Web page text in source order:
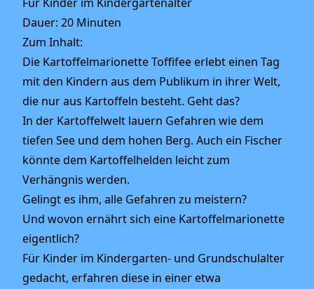
Dauer: 20 Minuten
Zum Inhalt:
Die Kartoffelmarionette Toffifee erlebt einen Tag
mit den Kindern aus dem Publikum in ihrer Welt,
die nur aus Kartoffeln besteht. Geht das?
In der Kartoffelwelt lauern Gefahren wie dem
tiefen See und dem hohen Berg. Auch ein Fischer
könnte dem Kartoffelhelden leicht zum
Verhängnis werden.
Gelingt es ihm, alle Gefahren zu meistern?
Und wovon ernährt sich eine Kartoffelmarionette
eigentlich?
Für Kinder im Kindergarten- und Grundschulalter
gedacht, erfahren diese in einer etwa